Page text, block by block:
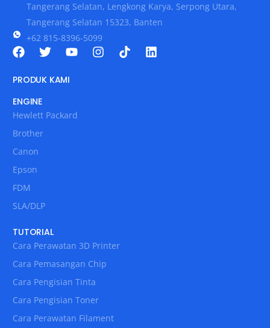
Tangerang Selatan, Lengkong Karya, Serpong Utara,
Tangerang Selatan 15323, Banten
+62 815-8396-5099
PRODUK KAMI
ENGINE
Hewlett Packard
Brother
Canon
Epson
FDM
SLA/DLP
TUTORIAL
Cara Perawatan 3D Printer
Cara Pemasangan Chip
Cara Pengisian Tinta
Cara Pengisian Toner
Cara Perawatan Filament